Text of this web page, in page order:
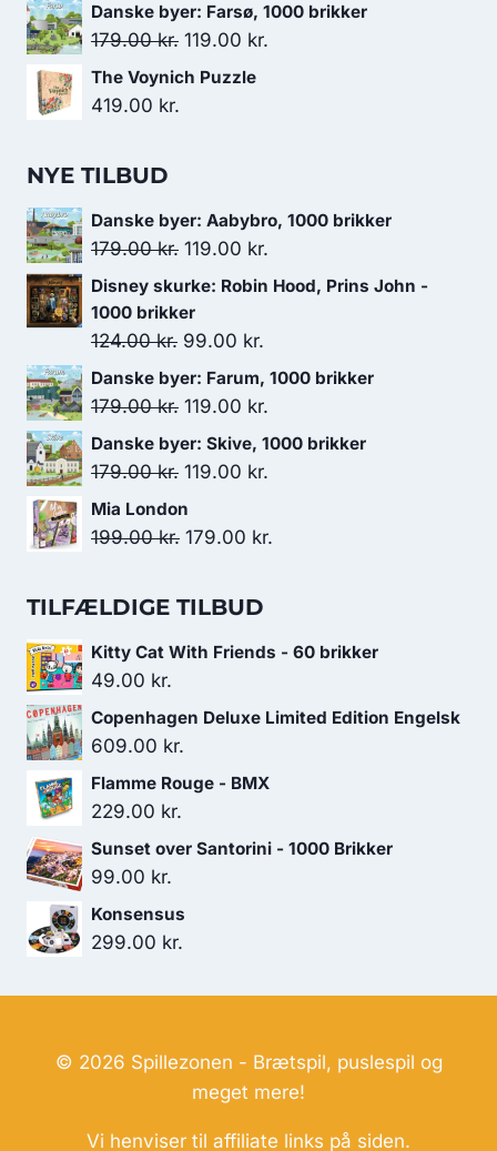
Danske byer: Farsø, 1000 brikker
179.00kr. Den
oprindelige
119.00 kr.
The Voynich Puzzle
419.00 kr.
NYE TILBUD
Danske byer: Aabybro, 1000 brikker
179.00kr. Den
oprindelige
pris
var:
179.00 kr..
119.00 kr.
aktuelle
119.00 kr..
Disney skurke: Robin Hood, Prins John -
1000 brikker
124.00kr. Den
oprindelige
pris
124.00 kr..
99.00 kr.
aktuelle
pris
Danske byer: Farum, 1000 brikker
179.00kr. Den
oprindelige
pris
179.00 kr..
119.00 kr.
aktuelle
Danske byer: Skive, 1000 brikker
179.00kr. Den
oprindelige
pris
119.00 kr.
pris
Mia London
199.00kr. Den
pris
199.00 kr..
179.00 kr.
179.00 kr..
TILFÆLDIGE TILBUD
Kitty Cat With Friends - 60 brikker
49.00 kr.
Copenhagen Deluxe Limited Edition Engelsk
609.00 kr.
Flamme Rouge - BMX
229.00 kr.
Sunset over Santorini - 1000 Brikker
99.00 kr.
Konsensus
299.00 kr.
© 2026 Spillezonen - Brætspil, puslespil og
meget mere!
Vi henviser til affiliate links på siden.